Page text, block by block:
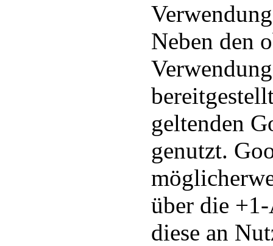
Neben den
geltenden
genutzt.
über die
diese an